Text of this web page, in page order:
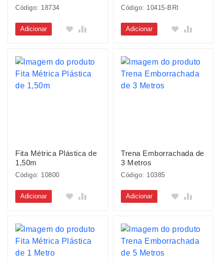
Código: 18734
Adicionar
Código: 10415-BRI
Adicionar
Fita Métrica Plástica de
1,50m
Código: 10800
Adicionar
Trena Emborrachada de
3 Metros
Código: 10385
Adicionar